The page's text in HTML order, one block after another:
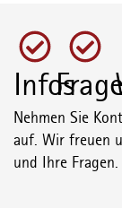
Infos
Nehmen Sie
auf. Wir freuen
und Ihre Fragen.